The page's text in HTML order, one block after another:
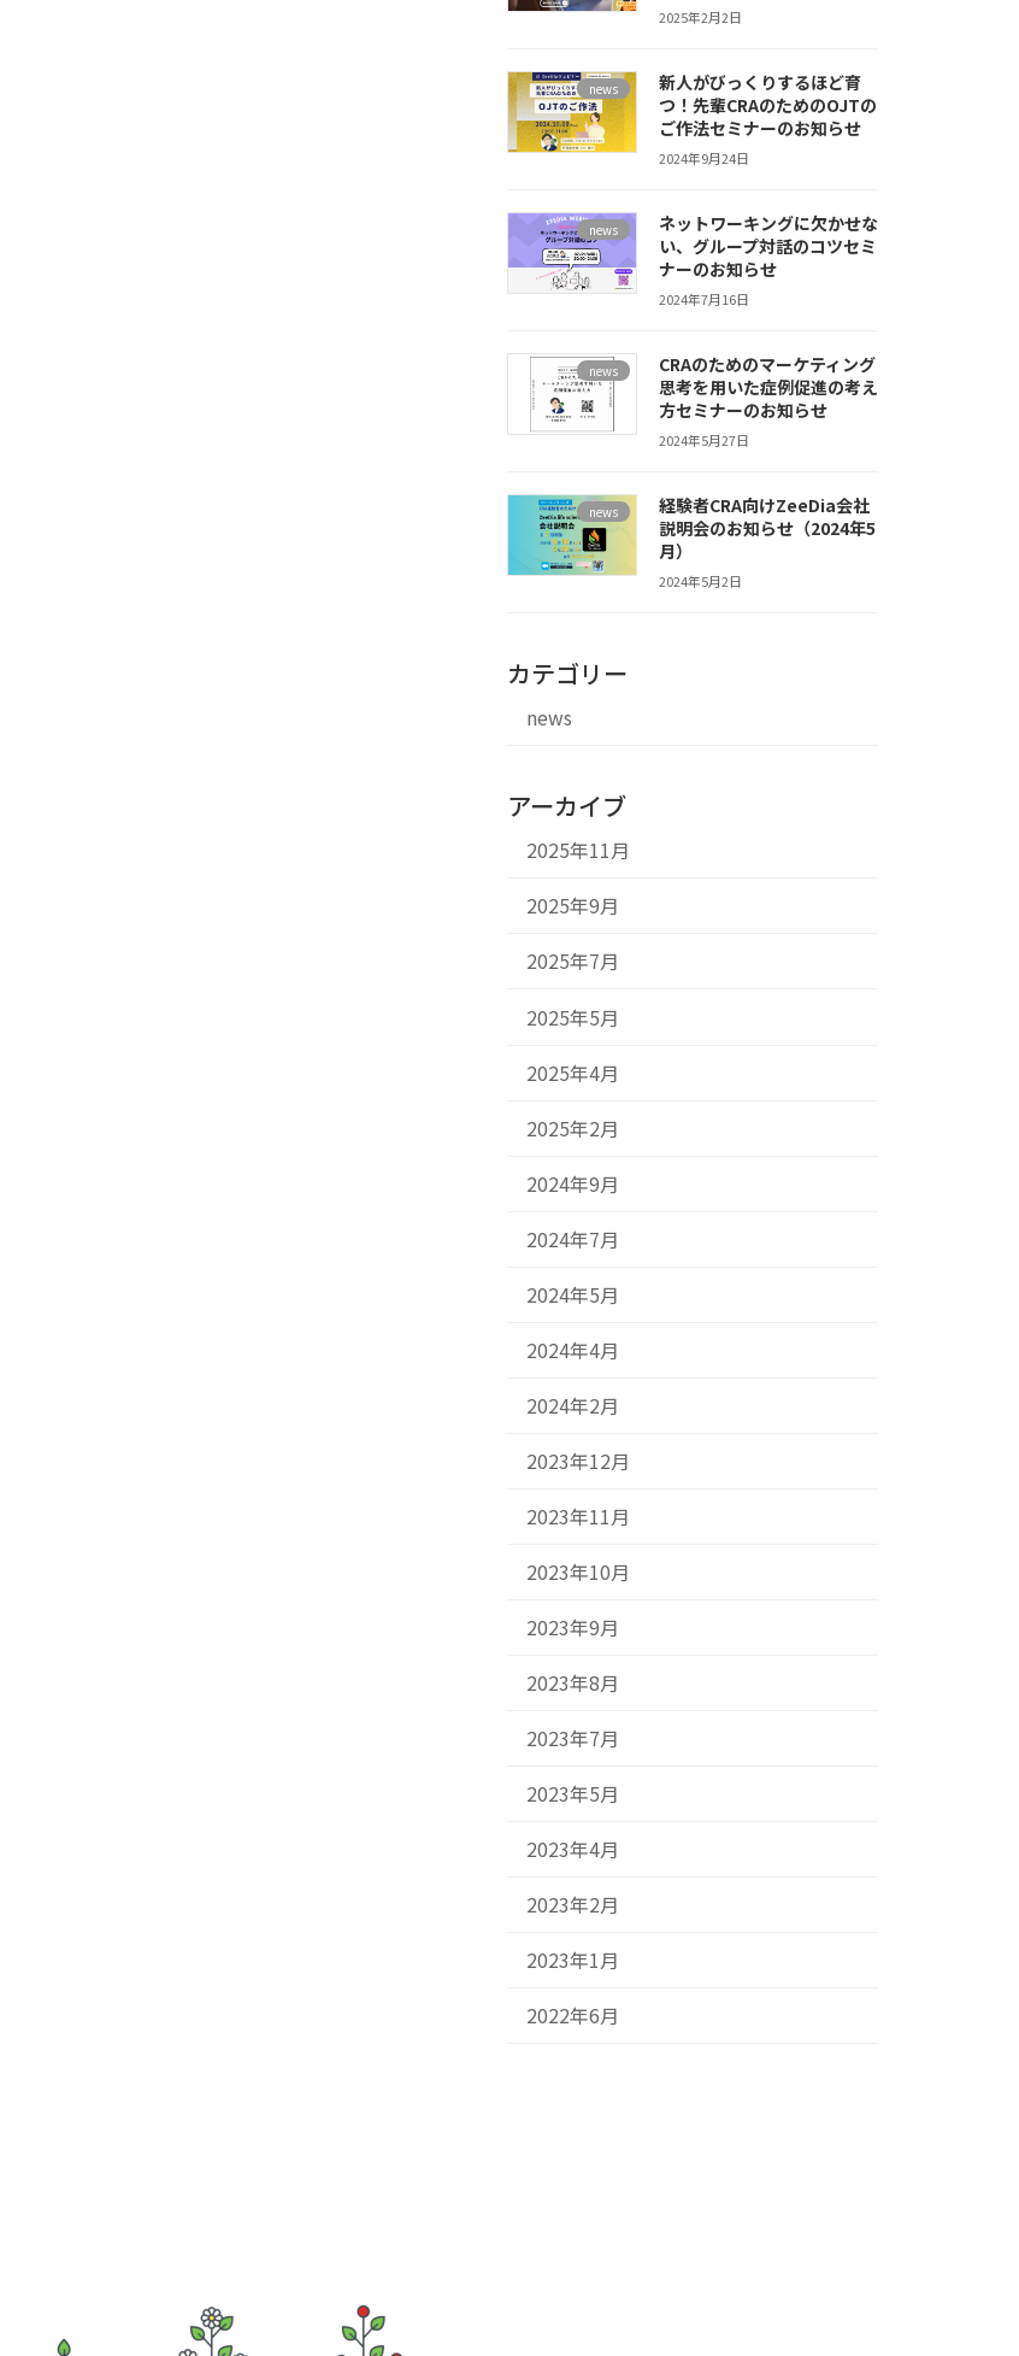
2025年2月2日
news
新人がびっくりするほど育
つ！先輩CRAのためのOJTの
ご作法セミナーのお知らせ
2024年9月24日
news
ネットワーキングに欠かせな
い、グループ対話のコツセミ
ナーのお知らせ
2024年7月16日
news
CRAのためのマーケティング
思考を用いた症例促進の考え
方セミナーのお知らせ
2024年5月27日
news
経験者CRA向けZeeDia会社
説明会のお知らせ（2024年5
月）
2024年5月2日
カテゴリー
news
アーカイブ
2025年11月
2025年9月
2025年7月
2025年5月
2025年4月
2025年2月
2024年9月
2024年7月
2024年5月
2024年4月
2024年2月
2023年12月
2023年11月
2023年10月
2023年9月
2023年8月
2023年7月
2023年5月
2023年4月
2023年2月
2023年1月
2022年6月